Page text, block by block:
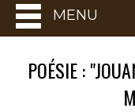
MENU
POÉSIE :